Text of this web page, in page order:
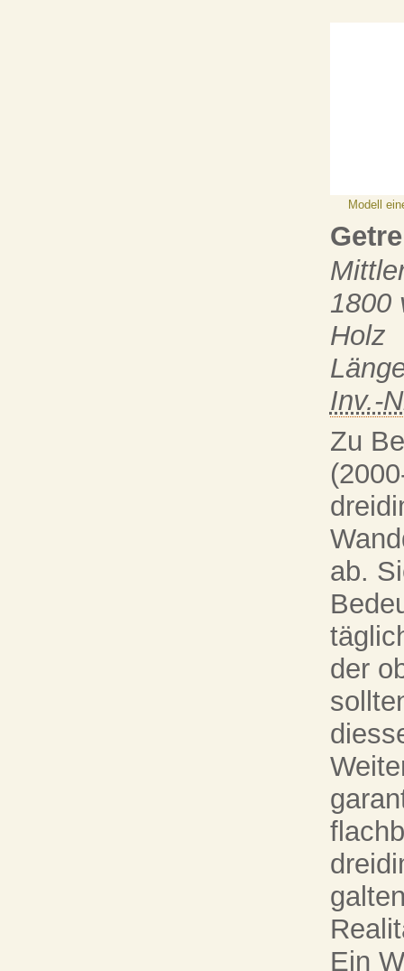
Modell
1800
Holz
Inv.-
Zu
ab.
der
Ein